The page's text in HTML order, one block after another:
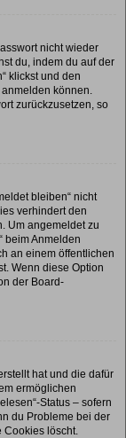
nicht wieder
du, indem du auf der
klickst und den
können.
zurückzusetzen, so
bleiben“ nicht
verhindert den
Um angemeldet zu
beim Anmelden
an einem öffentlichen
Wenn diese Option
der Board-
hat und die dafür
ermöglichen
Status – sofern
du Probleme bei der
Cookies löscht.